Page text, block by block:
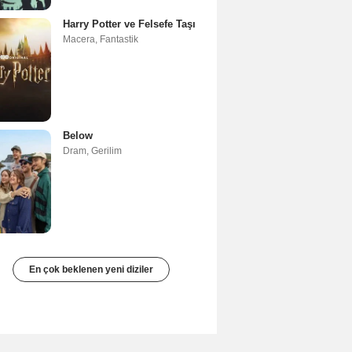
Harry Potter ve Felsefe Taşı
Macera, Fantastik
Below
Dram, Gerilim
En çok beklenen yeni diziler